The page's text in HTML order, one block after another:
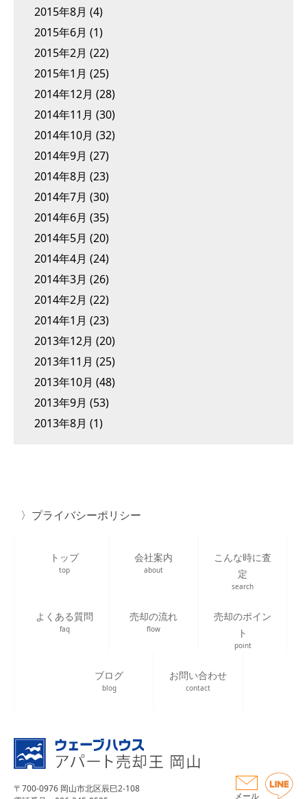
2015年8月 (4)
2015年6月 (1)
2015年2月 (22)
2015年1月 (25)
2014年12月 (28)
2014年11月 (30)
2014年10月 (32)
2014年9月 (27)
2014年8月 (23)
2014年7月 (30)
2014年6月 (35)
2014年5月 (20)
2014年4月 (24)
2014年3月 (26)
2014年2月 (22)
2014年1月 (23)
2013年12月 (20)
2013年11月 (25)
2013年10月 (48)
2013年9月 (53)
2013年8月 (1)
プライバシーポリシー
トップ
top
会社案内
about
こんな時に査
定
search
よくある質問
faq
売却の流れ
flow
売却のポイン
ト
point
ブログ
blog
お問い合わせ
contact
〒700-0976 岡山市北区辰巳2-108
メール